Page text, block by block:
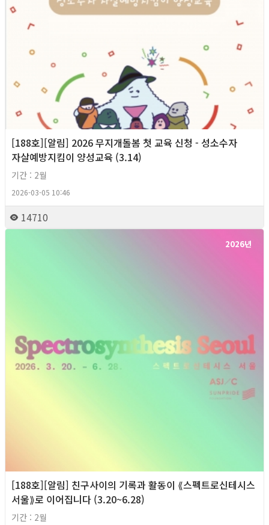
[188호][알림] 2026 무지개돌봄 첫 교육 신청 - 성소수자
자살예방지킴이 양성교육 (3.14)
기간 : 2월
2026-03-05 10:46
14710
2026년
[188호][알림] 친구사이의 기록과 활동이 ⟪스펙트로신테시스
서울⟫로 이어집니다 (3.20~6.28)
기간 : 2월